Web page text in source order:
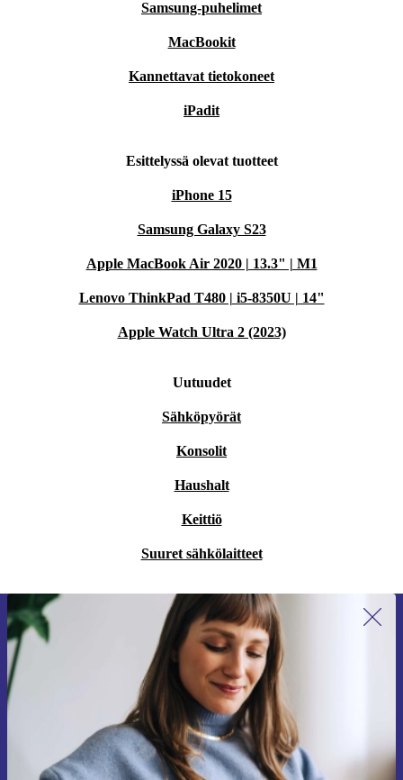
Samsung-puhelimet
MacBookit
Kannettavat tietokoneet
iPadit
Esittelyssä olevat tuotteet
iPhone 15
Samsung Galaxy S23
Apple MacBook Air 2020 | 13.3" | M1
Lenovo ThinkPad T480 | i5-8350U | 14"
Apple Watch Ultra 2 (2023)
Uutuudet
Sähköpyörät
Konsolit
Haushalt
Keittiö
Suuret sähkölaitteet
Liity ensimmäistä kertaa uutiskirjeen
tilaajaksi ja säästä 15 €!
Älä missaa enää yhtäkään tarjousta.